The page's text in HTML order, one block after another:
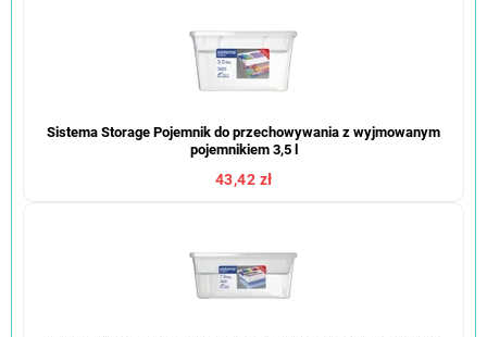
Sistema Storage Pojemnik do przechowywania z wyjmowanym
pojemnikiem 3,5 l
43,42 zł